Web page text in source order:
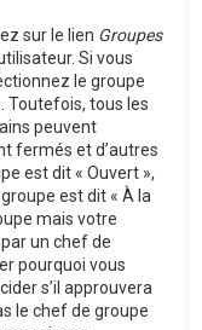
sur le lien Groupes
Si vous
le groupe
Toutefois, tous les
peuvent
fermés et d’autres
est dit « Ouvert »,
est dit « À la
mais votre
un chef de
pourquoi vous
s’il approuvera
le chef de groupe